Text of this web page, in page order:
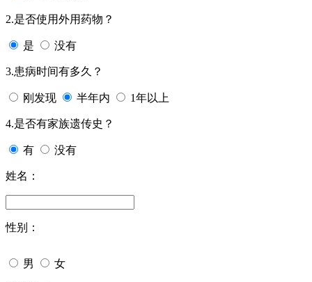
2.是否使用外用药物？
是 没有
3.患病时间有多久？
刚发现 半年内 1年以上
4.是否有家族遗传史？
有 没有
姓名：
性别：
男 女